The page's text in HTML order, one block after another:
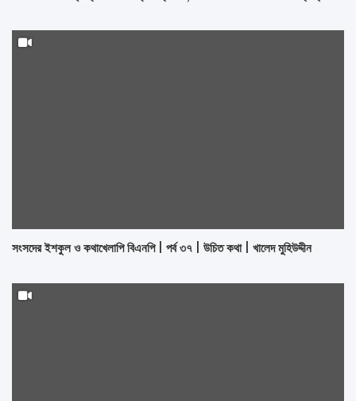
সংসদের ইশকুল ও কথাখেলাপি বিএনপি | পর্ব ৩৭ | উচিত কথা | খালেদ মুহিউদ্দীন